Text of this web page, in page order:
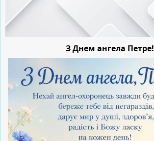
З Днем ангела Петре!